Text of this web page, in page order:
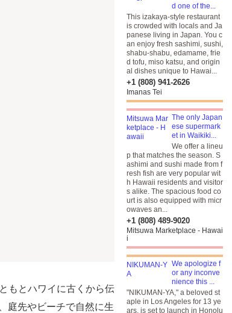
もとハワイに古くから伝
庭先やビーチで自然に生
d one of the...
This izakaya-style restaurant
is crowded with locals and Ja
panese living in Japan. You c
an enjoy fresh sashimi, sushi,
shabu-shabu, edamame, frie
d tofu, miso katsu, and origin
al dishes unique to Hawai...
+1 (808) 941-2626
Imanas Tei
The only Japan
ese supermark
et in Waikiki...
We offer a lineu
p that matches the season. S
ashimi and sushi made from f
resh fish are very popular wit
h Hawaii residents and visitor
s alike. The spacious food co
urt is also equipped with micr
owaves an...
+1 (808) 489-9020
Mitsuwa Marketplace - Hawai
i
We apologize f
or any inconve
nience this ...
"NIKUMAN-YA," a beloved st
aple in Los Angeles for 13 ye
ars, is set to launch in Honolu